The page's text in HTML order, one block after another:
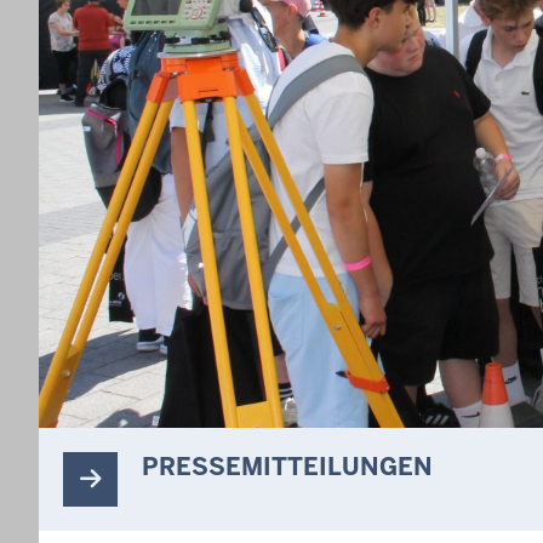
PRESSEMITTEILUNGEN